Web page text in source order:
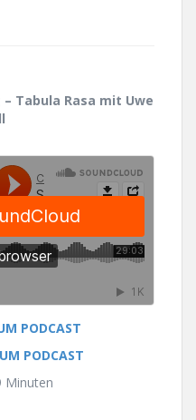
Tabula Rasa mit Uwe
PODCAST
PODCAST
Minuten